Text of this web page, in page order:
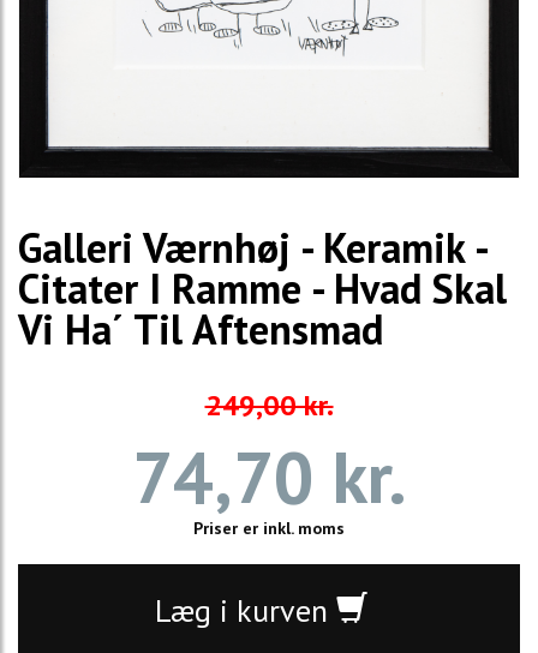
Galleri Værnhøj - Keramik -
Citater I Ramme - Hvad Skal
Vi Ha´ Til Aftensmad
249,00 kr.
74,70 kr.
Priser er inkl. moms
Læg i kurven